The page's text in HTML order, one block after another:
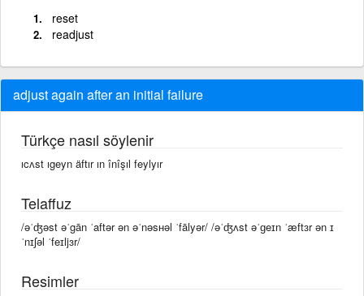
reset
readjust
adjust again after an initial failure
Türkçe nasıl söylenir
ıcʌst ıgeyn äftır ın înîşıl feylyır
Telaffuz
/əˈʤəst əˈgān ˈaftər ən əˈnəsʜəl ˈfālyər/ /əˈʤʌst əˈɡeɪn ˈæftɜr ən ɪ
ˈnɪʃəl ˈfeɪljɜr/
Resimler